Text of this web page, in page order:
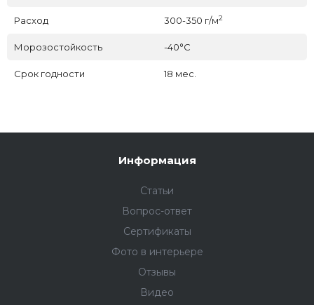
Расход 300-350 г/м2
Морозостойкость -40°C
Срок годности 18 мес.
Информация
Статьи
Вопрос-ответ
Сертификаты
Фото в интерьере
Отзывы
Видео